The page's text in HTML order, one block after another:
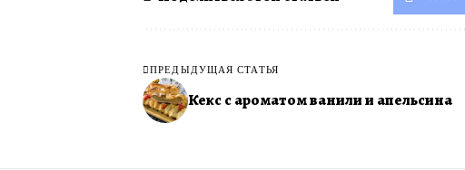
ПРЕДЫДУЩАЯ СТАТЬЯ
Кекс с ароматом ванили и апельсина